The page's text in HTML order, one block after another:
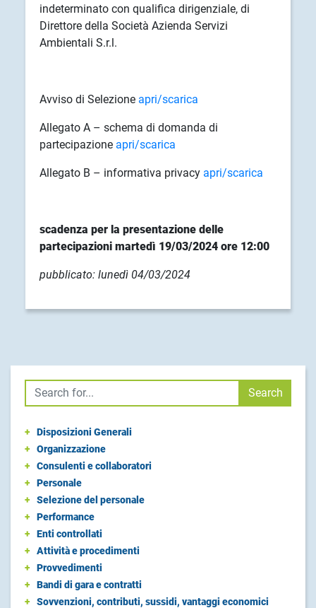
indeterminato con qualifica dirigenziale, di
Direttore della Società Azienda Servizi
Ambientali S.r.l.
Avviso di Selezione apri/scarica
Allegato A – schema di domanda di
partecipazione apri/scarica
Allegato B – informativa privacy apri/scarica
scadenza per la presentazione delle
partecipazioni martedì 19/03/2024 ore 12:00
pubblicato: lunedì 04/03/2024
Cerca Search
+
Disposizioni Generali
+
Organizzazione
+
Consulenti e collaboratori
+
Personale
+
Selezione del personale
+
Performance
+
Enti controllati
+
Attività e procedimenti
+
Provvedimenti
+
Bandi di gara e contratti
+
Sovvenzioni, contributi, sussidi, vantaggi economici